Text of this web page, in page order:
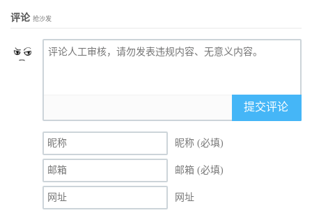
评论 抢沙发
提交评论
昵称 (必填)
邮箱 (必填)
网址